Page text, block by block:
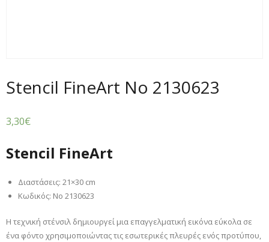
Stencil FineArt No 2130623
3,30€
Stencil FineArt
Διαστάσεις: 21×30 cm
Κωδικός: No 2130623
Η τεχνική στένσιλ δημιουργεί μια επαγγελματική εικόνα εύκολα σε
ένα φόντο χρησιμοποιώντας τις εσωτερικές πλευρές ενός προτύπου,